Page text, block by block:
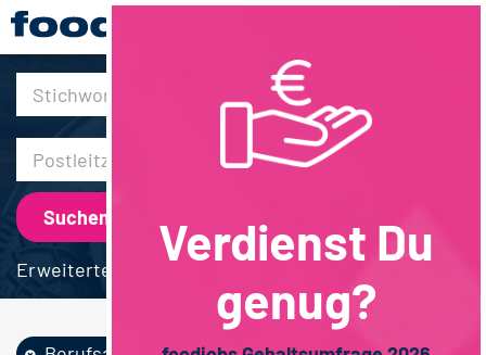
30km
Erweiterte SucheVerdienst Du
genug?